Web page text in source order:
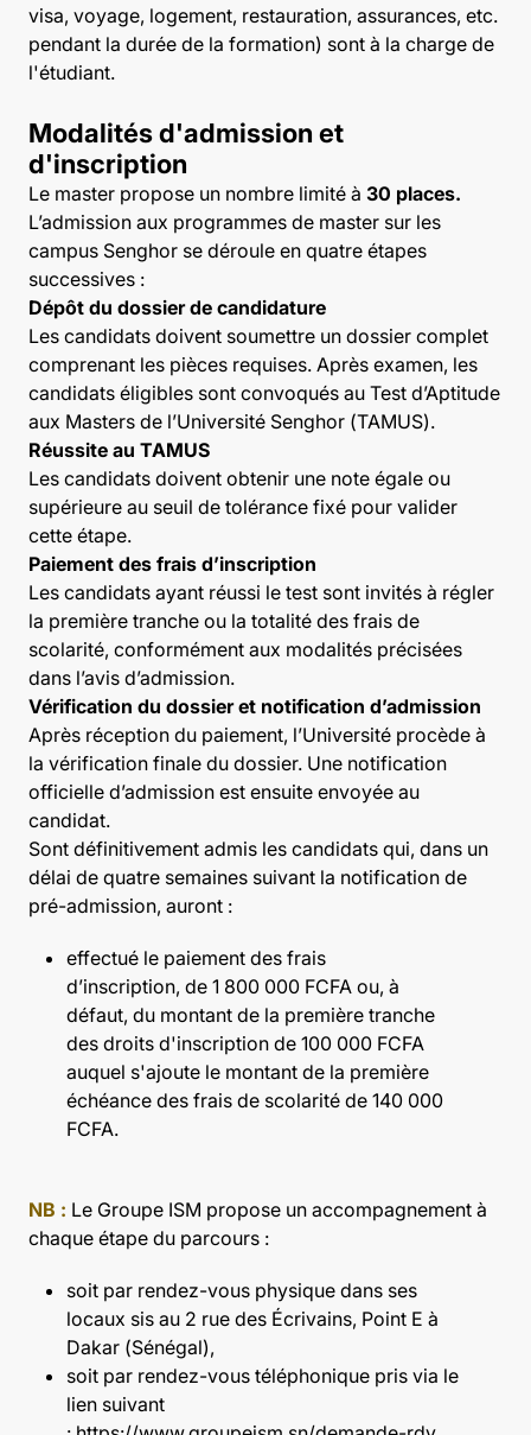
visa, voyage, logement, restauration, assurances, etc.
pendant la durée de la formation) sont à la charge de
l'étudiant.
Modalités d'admission et
d'inscription
Le master propose un nombre limité à 30 places.
L’admission aux programmes de master sur les
campus Senghor se déroule en quatre étapes
successives :
Dépôt du dossier de candidature
Les candidats doivent soumettre un dossier complet
comprenant les pièces requises. Après examen, les
candidats éligibles sont convoqués au Test d’Aptitude
aux Masters de l’Université Senghor (TAMUS).
Réussite au TAMUS
Les candidats doivent obtenir une note égale ou
supérieure au seuil de tolérance fixé pour valider
cette étape.
Paiement des frais d’inscription
Les candidats ayant réussi le test sont invités à régler
la première tranche ou la totalité des frais de
scolarité, conformément aux modalités précisées
dans l’avis d’admission.
Vérification du dossier et notification d’admission
Après réception du paiement, l’Université procède à
la vérification finale du dossier. Une notification
officielle d’admission est ensuite envoyée au
candidat.
Sont définitivement admis les candidats qui, dans un
délai de quatre semaines suivant la notification de
pré-admission, auront :
effectué le paiement des frais
d’inscription, de 1 800 000 FCFA ou, à
défaut, du montant de la première tranche
des droits d'inscription de 100 000 FCFA
auquel s'ajoute le montant de la première
échéance des frais de scolarité de 140 000
FCFA.
NB : Le Groupe ISM propose un accompagnement à
chaque étape du parcours :
soit par rendez-vous physique dans ses
locaux sis au 2 rue des Écrivains, Point E à
Dakar (Sénégal),
soit par rendez-vous téléphonique pris via le
lien suivant